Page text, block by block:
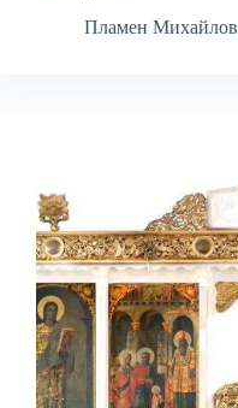
Пламен Михайлов